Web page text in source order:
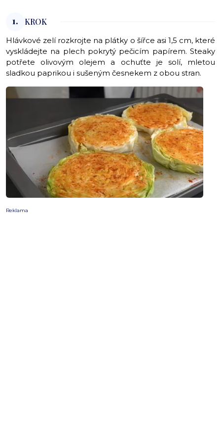
1. KROK
Hlávkové zelí rozkrojte na plátky o šířce asi 1,5 cm, které
vyskládejte na plech pokrytý pečicím papírem. Steaky
potřete olivovým olejem a ochuťte je solí, mletou
sladkou paprikou i sušeným česnekem z obou stran.
Reklama